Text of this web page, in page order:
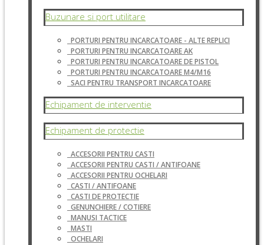
Buzunare si port utilitare
PORTURI PENTRU INCARCATOARE - ALTE REPLICI
PORTURI PENTRU INCARCATOARE AK
PORTURI PENTRU INCARCATOARE DE PISTOL
PORTURI PENTRU INCARCATOARE M4/M16
SACI PENTRU TRANSPORT INCARCATOARE
Echipament de interventie
Echipament de protectie
ACCESORII PENTRU CASTI
ACCESORII PENTRU CASTI / ANTIFOANE
ACCESORII PENTRU OCHELARI
CASTI / ANTIFOANE
CASTI DE PROTECTIE
GENUNCHIERE / COTIERE
MANUSI TACTICE
MASTI
OCHELARI